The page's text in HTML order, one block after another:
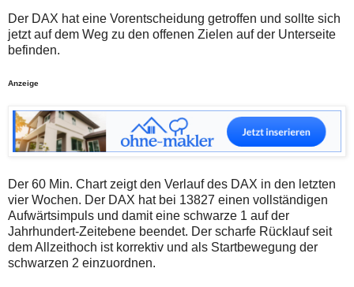
Verstösse
gegen
die
Netiquette
ein
Kommentarfunktion
sein.
Bitte
Ihre
Browsereinstellungen
oder
Ihre
Internetverbindung
und
versuchen
Sie
sind
die
Post
auch
der
online.de
verfügbar.
Der DAX hat eine Vorentscheidung getroffen und sollte sich
jetzt auf dem Weg zu den offenen Zielen auf der Unterseite
befinden.
Anzeige
Der 60 Min. Chart zeigt den Verlauf des DAX in den letzten
vier Wochen. Der DAX hat bei 13827 einen vollständigen
Aufwärtsimpuls und damit eine schwarze 1 auf der
Jahrhundert-Zeitebene beendet. Der scharfe Rücklauf seit
dem Allzeithoch ist korrektiv und als Startbewegung der
schwarzen 2 einzuordnen.